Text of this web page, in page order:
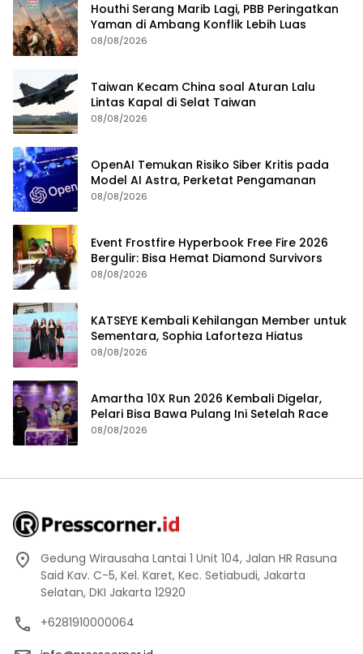
Houthi Serang Marib Lagi, PBB Peringatkan
Yaman di Ambang Konflik Lebih Luas
08/08/2026
Taiwan Kecam China soal Aturan Lalu
Lintas Kapal di Selat Taiwan
08/08/2026
OpenAI Temukan Risiko Siber Kritis pada
Model AI Astra, Perketat Pengamanan
08/08/2026
Event Frostfire Hyperbook Free Fire 2026
Bergulir: Bisa Hemat Diamond Survivors
08/08/2026
KATSEYE Kembali Kehilangan Member untuk
Sementara, Sophia Laforteza Hiatus
08/08/2026
Amartha 10X Run 2026 Kembali Digelar,
Pelari Bisa Bawa Pulang Ini Setelah Race
08/08/2026
Gedung Wirausaha Lantai 1 Unit 104, Jalan HR Rasuna
Said Kav. C-5, Kel. Karet, Kec. Setiabudi, Jakarta
Selatan, DKI Jakarta 12920
+6281910000064